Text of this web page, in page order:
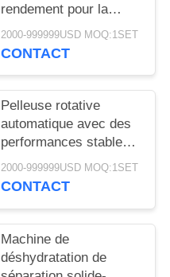
rendement pour la
déshydratation stable
des boues dans les
l'amidon de manioc
2000-999999USD MOQ:1SET
CONTACT
Pelleuse rotative
automatique avec des
performances stables
pour la production
d'amidon de manioc et
2000-999999USD MOQ:1SET
CONTACT
Machine de
déshydratation de